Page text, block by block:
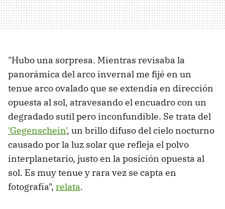
"Hubo una sorpresa. Mientras revisaba la
panorámica del arco invernal me fijé en un
tenue arco ovalado que se extendía en dirección
opuesta al sol, atravesando el encuadro con un
degradado sutil pero inconfundible. Se trata del
'Gegenschein', un brillo difuso del cielo nocturno
causado por la luz solar que refleja el polvo
interplanetario, justo en la posición opuesta al
sol. Es muy tenue y rara vez se capta en
fotografía", relata.